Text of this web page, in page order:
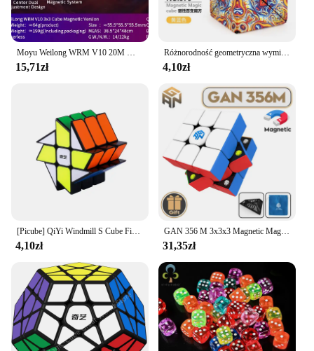
15,71zł
Różnorodność geometryczna wymienna magiczna kostka magnetyczna antystresowa 3D ręcznie Flip Puzzle Cube dla dzieci gadżety antystresowe Fidget Toy
4,10zł
4,10zł
GAN 356 M 3x3x3 Magnetic Magic Speed Cube Stickerless Gan 356M Profesjonalne zabawki Fidget GAN 356 M Lite Cubo Magico Puzzle
31,35zł